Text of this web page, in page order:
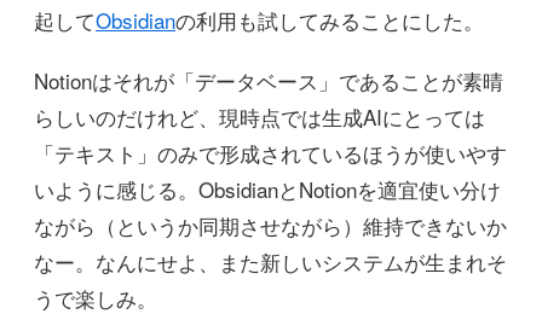
起してObsidianの利用も試してみることにした。
Notionはそれが「データベース」であることが素晴
らしいのだけれど、現時点では生成AIにとっては
「テキスト」のみで形成されているほうが使いやす
いように感じる。ObsidianとNotionを適宜使い分け
ながら（というか同期させながら）維持できないか
なー。なんにせよ、また新しいシステムが生まれそ
うで楽しみ。